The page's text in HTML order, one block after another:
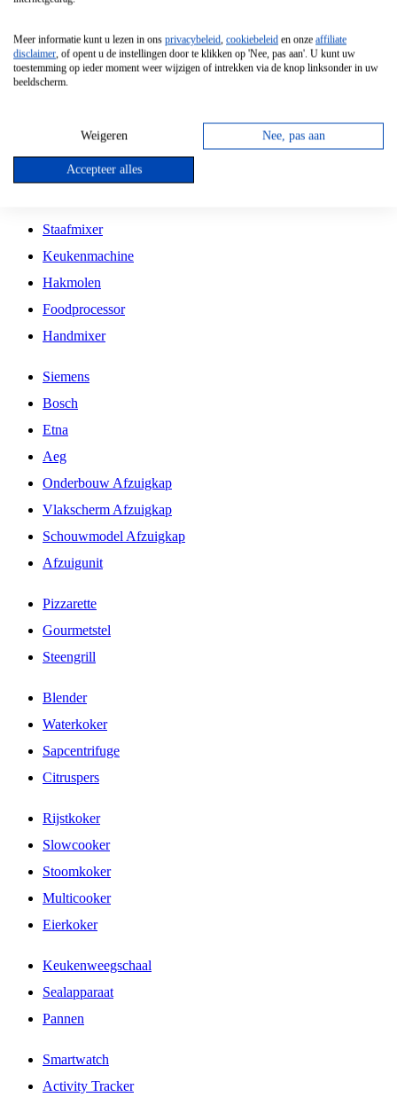
Vrijstaande Magnetron
Vrijstaande Kookplaat
Inbouw Gaskookplaat
Inbouw Keramische Kookplaat
Kookplaat Accessoires
Staafmixer
Keukenmachine
Hakmolen
Foodprocessor
Handmixer
Siemens
Bosch
Etna
Aeg
Onderbouw Afzuigkap
Vlakscherm Afzuigkap
Schouwmodel Afzuigkap
Afzuigunit
Pizzarette
Gourmetstel
Steengrill
Blender
Waterkoker
Sapcentrifuge
Citruspers
Rijstkoker
Slowcooker
Stoomkoker
Multicooker
Eierkoker
Keukenweegschaal
Sealapparaat
Pannen
Smartwatch
Activity Tracker
Meer informatie kunt u lezen in ons privacybeleid, cookiebeleid en onze affiliate
disclaimer, of opent u de instellingen door te klikken op 'Nee, pas aan'. U kunt uw
toestemming op ieder moment weer wijzigen of intrekken via de knop linksonder in uw
beeldscherm.
Weigeren Nee, pas aan
Accepteer alles